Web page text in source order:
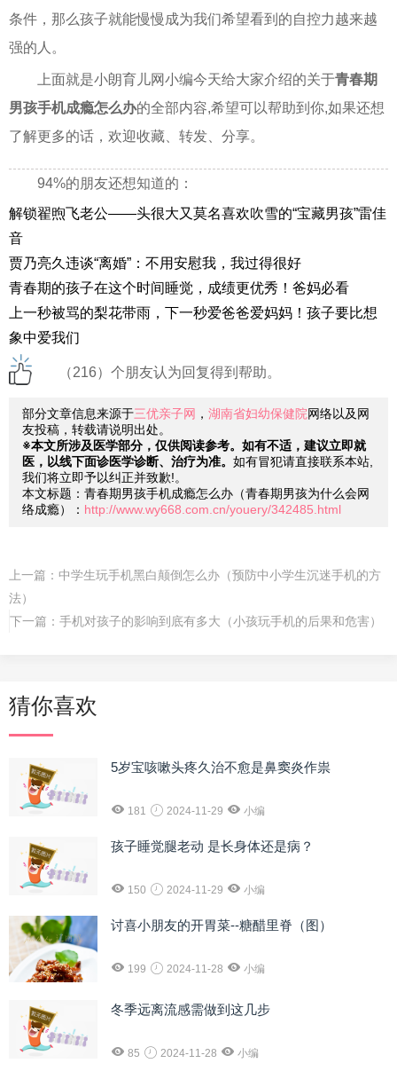
条件，那么孩子就能慢慢成为我们希望看到的自控力越来越
强的人。
上面就是小朗育儿网小编今天给大家介绍的关于青春期
男孩手机成瘾怎么办的全部内容,希望可以帮助到你,如果还想
了解更多的话，欢迎收藏、转发、分享。
94%的朋友还想知道的：
解锁翟煦飞老公——头很大又莫名喜欢吹雪的“宝藏男孩”雷佳
音
贾乃亮久违谈“离婚”：不用安慰我，我过得很好
青春期的孩子在这个时间睡觉，成绩更优秀！爸妈必看
上一秒被骂的梨花带雨，下一秒爱爸爸爱妈妈！孩子要比想
象中爱我们
（216）个朋友认为回复得到帮助。
部分文章信息来源于三优亲子网 ， 湖南省妇幼保健院网络以及网
友投稿，转载请说明出处。
※本文所涉及医学部分，仅供阅读参考。如有不适，建议立即就
医，以线下面诊医学诊断、治疗为准。 如有冒犯请直接联系本站,
我们将立即予以纠正并致歉!。
本文标题：青春期男孩手机成瘾怎么办（青春期男孩为什么会网
络成瘾）： http://www.wy668.com.cn/youery/342485.html
上一篇： 中学生玩手机黑白颠倒怎么办（预防中小学生沉迷手机的方
法）
下一篇： 手机对孩子的影响到底有多大（小孩玩手机的后果和危害）
猜你喜欢
5岁宝咳嗽头疼久治不愈是鼻窦炎作祟
181 2024-11-29 小编
孩子睡觉腿老动 是长身体还是病？
150 2024-11-29 小编
讨喜小朋友的开胃菜--糖醋里脊（图）
199 2024-11-28 小编
冬季远离流感需做到这几步
85 2024-11-28 小编